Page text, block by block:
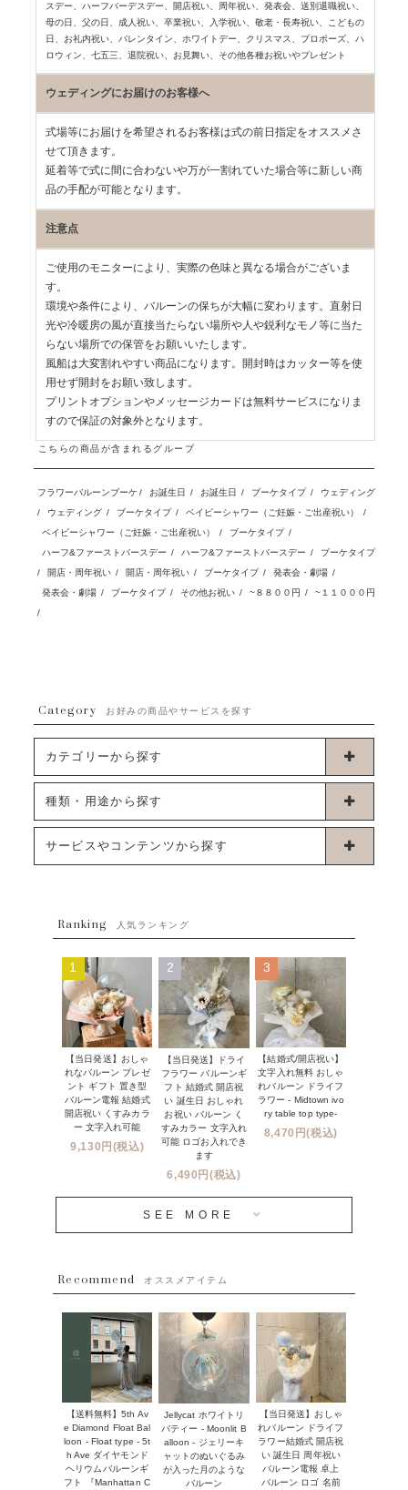
スデー、ハーフバーデスデー、開店祝い、周年祝い、発表会、送別退職祝い、
母の日、父の日、 成人祝い、卒業祝い、入学祝い、敬老・長寿祝い、こどもの
日、お礼内祝い、バレンタイン、ホワイトデー、クリスマス、プロポーズ、ハ
ロウィン、七五三、退院祝い、お見舞い、その他各種お祝いやプレゼント
ウェディングにお届けのお客様へ
式場等にお届けを希望されるお客様は式の前日指定をオススメさ
せて頂きます。
延着等で式に間に合わないや万が一割れていた場合等に新しい商
品の手配が可能となります。
注意点
ご使用のモニターにより、実際の色味と異なる場合がございま
す。
環境や条件により、バルーンの保ちが大幅に変わります。直射日
光や冷暖房の風が直接当たらない場所や人や鋭利なモノ等に当た
らない場所での保管をお願いいたします。
風船は大変割れやすい商品になります。開封時はカッター等を使
用せず開封をお願い致します。
プリントオプションやメッセージカードは無料サービスになりま
すので保証の対象外となります。
こちらの商品が含まれるグループ
フラワーバルーンブーケ / お誕生日 / お誕生日 / ブーケタイプ /
ウェディング
/
ウェディング / ブーケタイプ / ベイビーシャワー（ご妊娠・ご出産祝い）
/
ベイビーシャワー（ご妊娠・ご出産祝い）
/ ブーケタイプ /
ハーフ&ファーストバースデー / ハーフ&ファーストバースデー /
ブーケタイプ
/
開店・周年祝い / 開店・周年祝い / ブーケタイプ / 発表会・劇場 /
発表会・劇場 / ブーケタイプ / その他お祝い / ~８８００円 /
~１１０００円
/
Category お好みの商品やサービスを探す
カテゴリーから探す
卓上タイプバルーン
ブーケタイプバルーン
ムーンリットバルーン
コンフェッティバルーン
フリンジバルーン
デコレーションセット
プロップスバルーン
オプション
成人式・卒業式・入学式バルーンブーケ
種類・用途から探す
お誕生日
開店・周年祝い
発表会・劇場
その他お祝い
クリスマス
新商品
~３０００円
~５５００円
１１０００円以上
NEW YORK MIND - ニューヨークスタイルバルーン
※コンフェッティバルーン -プリント内容-
サービスやコンテンツから探す
発送について
Q&A
メッセージカード・電報について
オーダーメイドについて
セミオーダーについて
フリンジバルーンについて
コンフェッティバルーンについて
ハワイウェディングサービス
企業・法人様
ウェディングコンフェッティバルーン特集
実店舗について -大阪 堀江店・名古屋 星ヶ丘店・滋賀 配送
センター店・沖縄 嘉手納基地店-
プリントサービス
前撮り写真バルーン特集
Ranking 人気ランキング
1
【当日発送】おしゃ
れなバルーン プレゼ
ント ギフト 置き型
バルーン電報 結婚式
開店祝い くすみカラ
ー 文字入れ可能
9,130円(税込)
2
【当日発送】ドライ
フラワー バルーンギ
フト 結婚式 開店祝
い 誕生日 おしゃれ
お祝い バルーン く
すみカラー 文字入れ
可能 ロゴお入れでき
ます
6,490円(税込)
3
【結婚式/開店祝い】
文字入れ無料 おしゃ
れバルーン ドライフ
ラワー - Midtown ivo
ry table top type-
8,470円(税込)
SEE MORE
Recommend オススメアイテム
【送料無料】5th Av
e Diamond Float Bal
loon - Float type - 5t
h Ave ダイヤモンド
ヘリウムバルーンギ
フト 『Manhattan C
Jellycat ホワイトリ
バティー - Moonlit B
alloon - ジェリーキ
ャットのぬいぐるみ
が入った月のような
バルーン
【当日発送】おしゃ
れバルーン ドライフ
ラワー結婚式 開店祝
い 誕生日 周年祝い
バルーン電報 卓上
バルーン ロゴ 名前